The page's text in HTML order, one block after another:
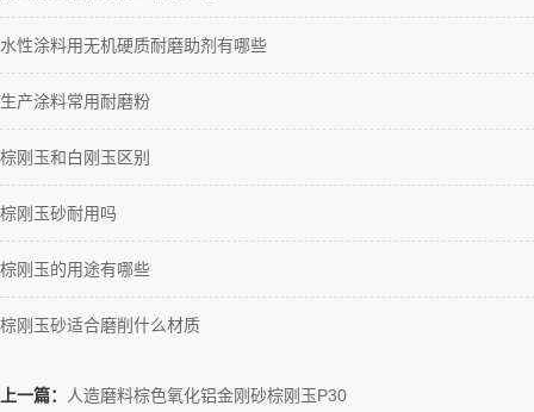
水性涂料用无机硬质耐磨助剂有哪些
生产涂料常用耐磨粉
棕刚玉和白刚玉区别
棕刚玉砂耐用吗
棕刚玉的用途有哪些
棕刚玉砂适合磨削什么材质
上一篇： 人造磨料棕色氧化铝金刚砂棕刚玉P30